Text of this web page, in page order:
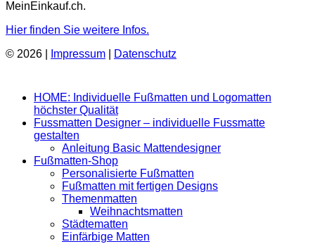
MeinEinkauf.ch.
Hier finden Sie weitere Infos.
© 2026 |
Impressum Datenschutz
HOME: Individuelle Fußmatten und Logomatten
höchster Qualität
Fussmatten Designer – individuelle Fussmatte
gestalten
Anleitung Basic Mattendesigner
Fußmatten-Shop
Personalisierte Fußmatten
Fußmatten mit fertigen Designs
Themenmatten
Weihnachtsmatten
Städtematten
Einfärbige Matten